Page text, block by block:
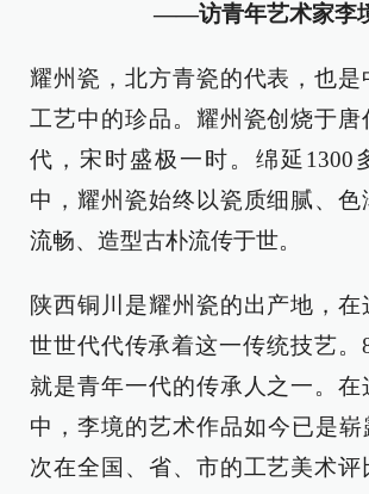
——访青年艺术家李
耀州瓷，北方青瓷的代表，也是
工艺中的珍品。耀州瓷创烧于唐
代，宋时盛极一时。绵延1300
中，耀州瓷始终以瓷质细腻、色
流畅、造型古朴流传于世。
陕西铜川是耀州瓷的出产地，在
世世代代传承着这一传统技艺。
就是青年一代的传承人之一。在
中，李境的艺术作品如今已是
次在全国、省、市的工艺美术